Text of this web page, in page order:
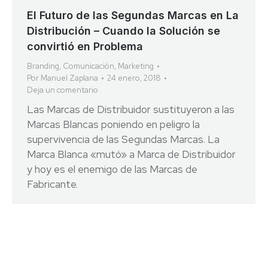
El Futuro de las Segundas Marcas en La
Distribución – Cuando la Solución se
convirtió en Problema
Branding, Comunicación, Marketing
Por Manuel Zaplana
24 enero, 2018
Deja un comentario
Las Marcas de Distribuidor sustituyeron a las
Marcas Blancas poniendo en peligro la
supervivencia de las Segundas Marcas. La
Marca Blanca «mutó» a Marca de Distribuidor
y hoy es el enemigo de las Marcas de
Fabricante.